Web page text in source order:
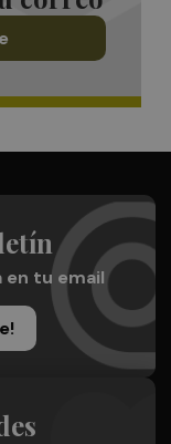
en tu email